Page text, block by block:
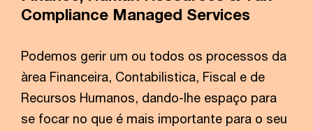
Compliance Managed Services
Podemos gerir um ou todos os processos da
àrea Financeira, Contabilistica, Fiscal e de
Recursos Humanos, dando-lhe espaço para
se focar no que é mais importante para o seu